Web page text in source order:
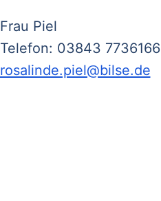
Frau Piel
Telefon: 03843 7736166
rosalinde.piel@bilse.de